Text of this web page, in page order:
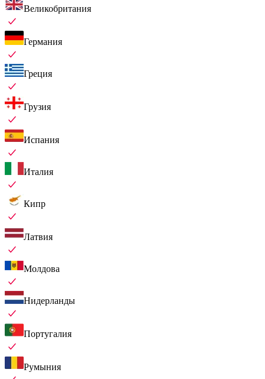
Великобритания
Германия
Греция
Грузия
Испания
Италия
Кипр
Латвия
Молдова
Нидерланды
Португалия
Румыния